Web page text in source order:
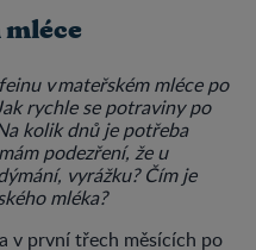
v mateřském mléce po
rychle se potraviny po
kolik dnů je potřeba
podezření, že u
vyrážku? Čím je
mléka?
v první třech měsících po